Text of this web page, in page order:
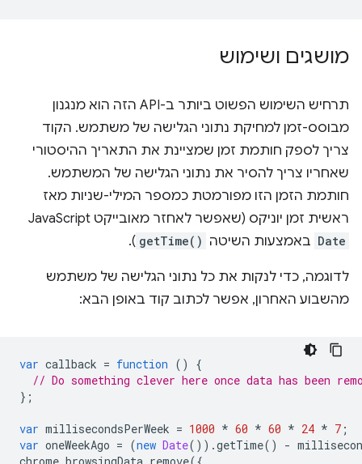
מושגים ושימוש
תרחיש השימוש הפשוט ביותר ב-API הזה הוא מנגנון
מבוסס-זמן למחיקת נתוני הגלישה של משתמש. הקוד
צריך לספק חותמת זמן שמציינת את התאריך ההיסטורי
שאחריו צריך להסיר את נתוני הגלישה של המשתמש.
חותמת הזמן הזו מפורמטת כמספר המילי-שניות מאז
ראשית זמן יוניקס (שאפשר לאחזר מאובייקט JavaScript
Date באמצעות השיטה getTime()
).
לדוגמה, כדי לנקות את כל נתוני הגלישה של משתמש
מהשבוע האחרון, אפשר לכתוב קוד באופן הבא:
var callback = function ()
{
// Do something clever here once data has been
};
var millisecondsPerWeek = 1000 * 60 * 60 * 24 * 7 ;
var oneWeekAgo = (new Date()).getTime() -